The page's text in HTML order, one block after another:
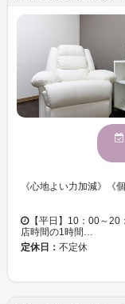
【平日】10：00～
店時間の1時間…
定休日： 不定休